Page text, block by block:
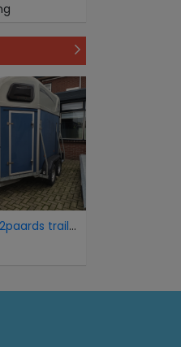
Henra Buffalo 2paards trailer